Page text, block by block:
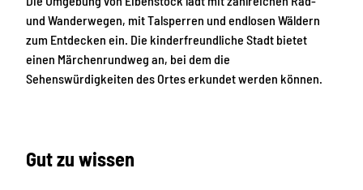
und Wanderwegen, mit Talsperren und endlosen Wäldern
zum Entdecken ein. Die kinderfreundliche Stadt bietet
einen Märchenrundweg an, bei dem die
Sehenswürdigkeiten des Ortes erkundet werden können.
Gut zu wissen